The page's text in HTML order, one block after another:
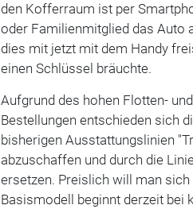
den Kofferraum ist per
oder Familienmitglied das Auto
dies mit jetzt mit dem Handy
einen Schlüssel bräuchte.
Aufgrund des hohen Flotten-
Bestellungen entschieden sich
bisherigen Ausstattungslinien
abzuschaffen und durch die
ersetzen. Preislich will man
Basismodell beginnt derzeit bei